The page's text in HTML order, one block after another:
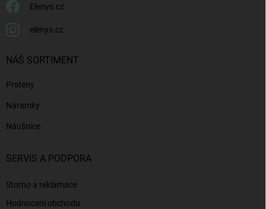
Elenys.cz
elenys.cz
NÁŠ SORTIMENT
Prsteny
Náramky
Náušnice
SERVIS A PODPORA
Storno a reklamace
Hodnocení obchodu